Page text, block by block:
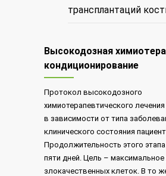
трансплантаций
Высокодозная
кондиционирование
Протокол высокодозного
химиотерапевтического
в зависимости от типа
клинического состояния
Продолжительность этого
пяти дней. Цель –
злокачественных клеток. В то